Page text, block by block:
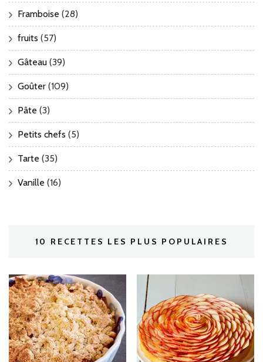
Framboise (28)
fruits (57)
Gâteau (39)
Goûter (109)
Pâte (3)
Petits chefs (5)
Tarte (35)
Vanille (16)
10 RECETTES LES PLUS POPULAIRES